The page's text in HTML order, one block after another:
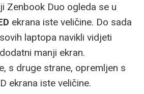
Zenbook Duo ogleda se u
ekrana iste veličine. Do sada
laptopa navikli vidjeti
manji ekran.
s druge strane, opremljen s
ekrana iste veličine.